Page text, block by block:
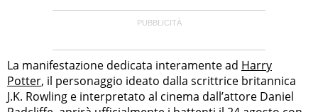
La manifestazione dedicata interamente ad Harry
Potter, il personaggio ideato dalla scrittrice britannica
J.K. Rowling e interpretato al cinema dall’attore Daniel